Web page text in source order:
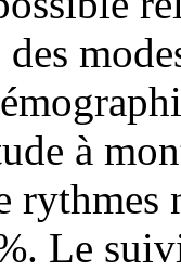
des
à
rythmes
Le